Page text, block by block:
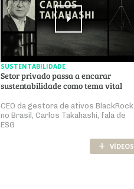
SUSTENTABILIDADE
Setor privado passa a encarar
sustentabilidade como tema vital
CEO da gestora de ativos BlackRock
no Brasil, Carlos Takahashi, fala de
ESG
+ VÍDEOS